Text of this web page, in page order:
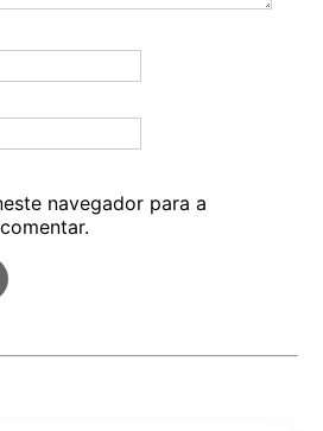
navegador para a